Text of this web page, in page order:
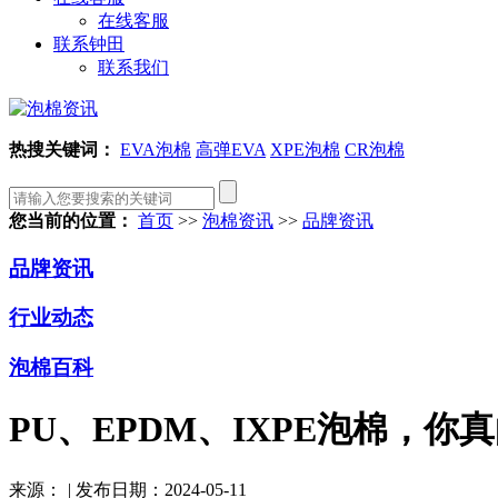
在线客服
联系钟田
联系我们
热搜关键词： EVA泡棉 高弹EVA XPE泡棉 CR泡棉
您当前的位置： 首页 >> 泡棉资讯 >> 品牌资讯
品牌资讯
行业动态
泡棉百科
PU、EPDM、IXPE泡棉，你
来源： | 发布日期：2024-05-11